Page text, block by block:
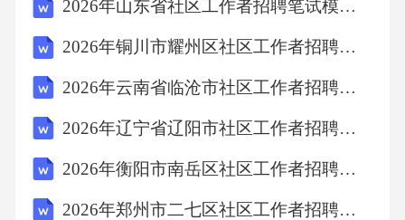
2026年山东省社区工作者招聘笔试模拟试题及答案解析
2026年铜川市耀州区社区工作者招聘考试参考题库及答案解析
2026年云南省临沧市社区工作者招聘考试备考题库及答案解析
2026年辽宁省辽阳市社区工作者招聘考试参考题库及答案解析
2026年衡阳市南岳区社区工作者招聘考试参考试题及答案解析
2026年郑州市二七区社区工作者招聘考试参考试题及答案解析